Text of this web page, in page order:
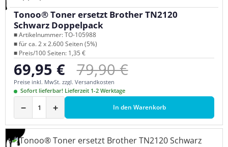
Tonoo® Toner ersetzt Brother TN2120
Schwarz Doppelpack
■ Artikelnummer: TO-105988
■ für ca. 2 x 2.600 Seiten (5%)
■ Preis/100 Seiten: 1,35 €
Verkaufspreis:
69,95 € Regulärer Preis:
79,90 €
Preise inkl. MwSt. zzgl. Versandkosten
Sofort lieferbar! Lieferzeit 1-2 Werktage
− + In den Warenkorb